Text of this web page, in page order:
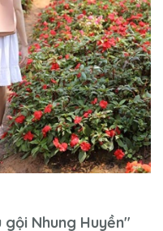
gội Nhung Huyền"